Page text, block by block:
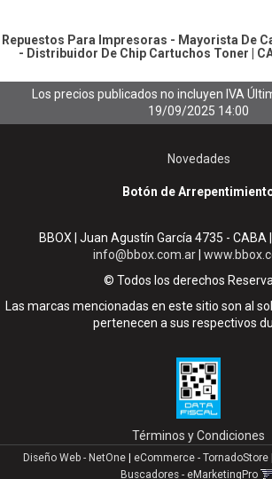
Repuestos Para Impresoras - Mayorista De
- Distribuidor De Chip Cartuchos Toner
Los precios publicados no incluyen IVA
19/09/2025 14:00
Novedades
Botón de
BBOX | Juan Agustín García 4735 - CABA
info@bbox.com.ar
© Todos los derechos
Las marcas mencionadas en este sitio son al
pertenecen a sus respectivos
Términos y Condiciones
Diseño Web - NetOne | eCommerce - TornadoStore |
Buscadores - eMarketingPro